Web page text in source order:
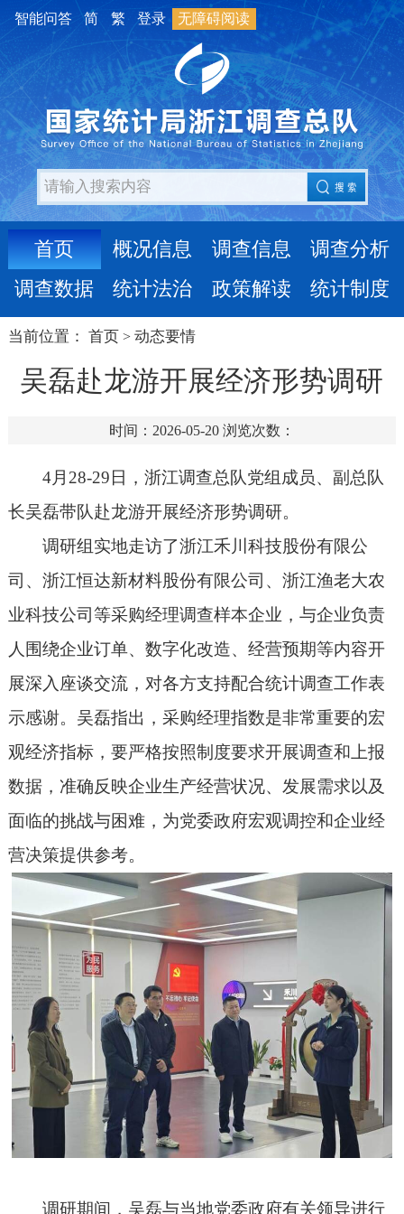
智能问答 简 繁 登录 无障碍阅读
首页 概况信息 调查信息
调查分析
调查数据
统计法治 政策解读 统计制度
当前位置： 首页 > 动态要情
吴磊赴龙游开展经济形势调研
时间：2026-05-20 浏览次数：
4月28-29日，浙江调查总队党组成员、副总队
长吴磊带队赴龙游开展经济形势调研。
调研组实地走访了浙江禾川科技股份有限公
司、浙江恒达新材料股份有限公司、浙江渔老大农
业科技公司等采购经理调查样本企业，与企业负责
人围绕企业订单、数字化改造、经营预期等内容开
展深入座谈交流， 对各方支持配合统计调查工作表
示感谢。 吴磊指出，采购经理指数是非常重要的宏
观经济指标，要严格按照制度要求开展调查和上报
数据，准确反映企业生产经营状况、 发展需求以及
面临的挑战与困难，为党委政府宏观调控和企业经
营决策提供参考。
调研期间，吴磊与当地党委政府有关领导进行